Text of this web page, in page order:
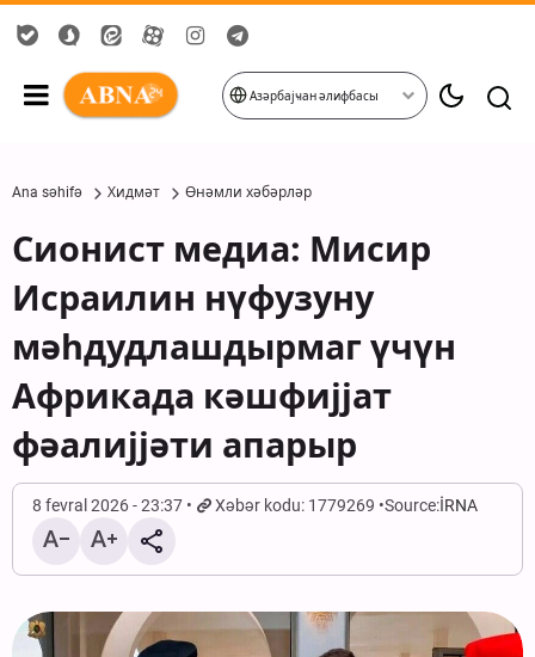
Азәрбајҹан әлифбасы
Ana səhifə Хидмәт Өнәмли хәбәрләр
Сионист медиа: Мисир
Исраилин нүфузуну
мәһдудлашдырмаг үчүн
Африкада кәшфијјат
фәалијјәти апарыр
8 fevral 2026 - 23:37 Xəbər kodu: 1779269 Source:İRNA